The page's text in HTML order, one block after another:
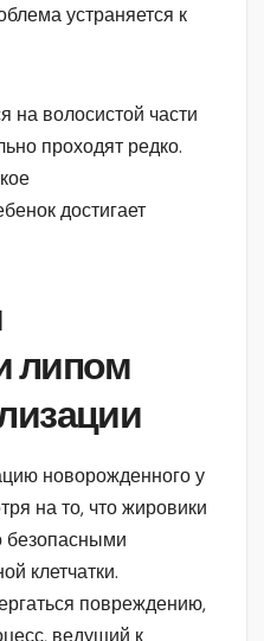
устраняется к
на волосистой части
проходят редко.
достигает
липом
новорожденного у
на то, что жировики
безопасными
клетчатки.
повреждению,